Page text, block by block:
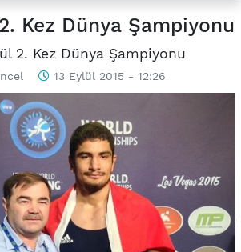
Kez Dünya Şampiyonu
2. Kez Dünya Şampiyonu
13 Eylül 2015 - 12:26